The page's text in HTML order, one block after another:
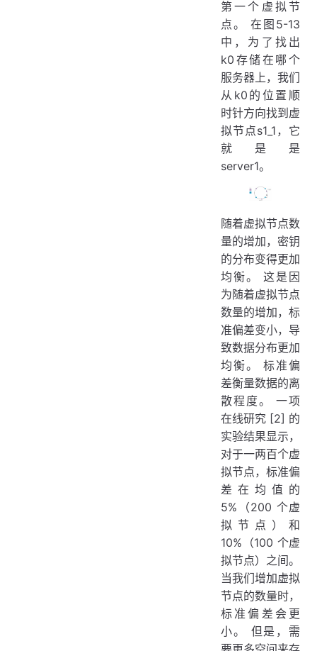
第一个虚拟节
点。 在图5-13
中，为了找出
k0存储在哪个
服务器上，我们
从k0的位置顺
时针方向找到虚
拟节点s1_1，它
就是是
server1。
随着虚拟节点数
量的增加，密钥
的分布变得更加
均衡。 这是因
为随着虚拟节点
数量的增加，标
准偏差变小，导
致数据分布更加
均衡。 标准偏
差衡量数据的离
散程度。 一项
在线研究 [2] 的
实验结果显示，
对于一两百个虚
拟节点，标准偏
差在均值的
5%（200 个虚
拟节点）和
10%（100 个虚
拟节点）之间。
当我们增加虚拟
节点的数量时，
标准偏差会更
小。 但是，需